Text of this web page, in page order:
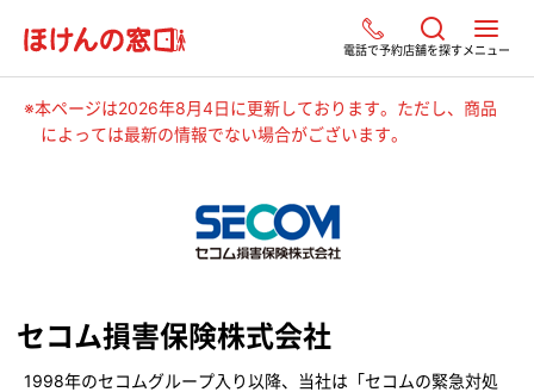
電話で予約店舗を探すメニュー
※本ページは2026年8月4日に更新しております。ただし、商品
によっては最新の情報でない場合がございます。
セコム損害保険株式会社
1998年のセコムグループ入り以降、当社は「セコムの緊急対処